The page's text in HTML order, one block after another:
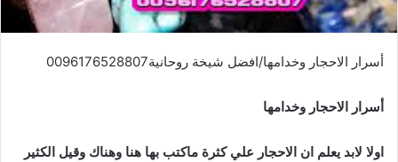
أسرار الاحجار وخدامها/افضل شيخة روحانية0096176528807
أسرار الاحجار وخدامها
اولا لابد يعلم ان الاحجار علي كثرة ماكتب بها هنا وهناك وقيل الكثير